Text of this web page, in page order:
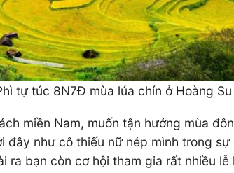
tự túc 8N7Đ mùa lúa chín ở Hoàng
miền Nam, muốn tận hưởng mùa
đây như cô thiếu nữ nép mình trong
ra bạn còn cơ hội tham gia rất nhiều